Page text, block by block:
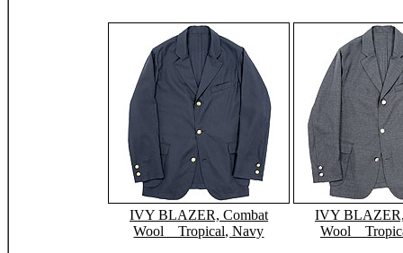
IVY BLAZER, Combat
Wool Tropical, Navy
IVY
Wool